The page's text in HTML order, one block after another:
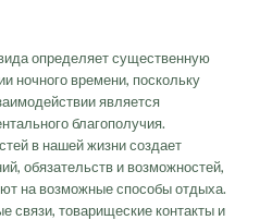
определяет существенную
ночного времени, поскольку
является
благополучия.
в нашей жизни создает
обязательств и возможностей,
на возможные способы отдыха.
связи, товарищеские контакты и